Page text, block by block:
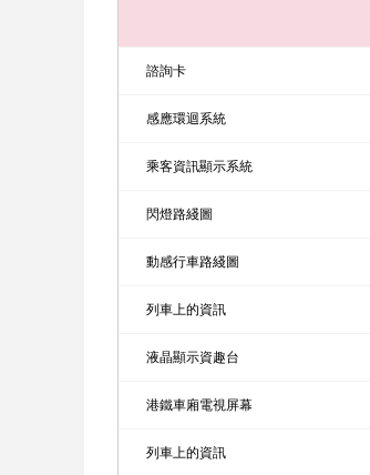
諮詢卡
感應環迴系統
乘客資訊顯示系統
閃燈路綫圖
動感行車路綫圖
列車上的資訊
液晶顯示資趣台
港鐵車廂電視屏幕
列車上的資訊